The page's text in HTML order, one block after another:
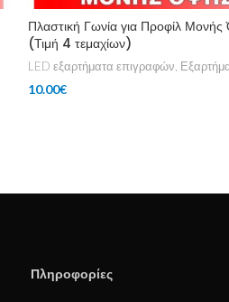
Πλαστική Γωνία για Προφίλ
(Τιμή 4 τεμαχίων)
LED εξαρτήματα επιγραφών,
10.00€
Πληροφορίες